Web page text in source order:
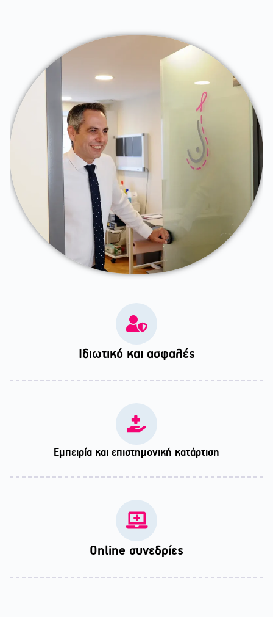
Ιδιωτικό και ασφαλές
Εμπειρία και επιστημονική κατάρτιση
Online συνεδρίες